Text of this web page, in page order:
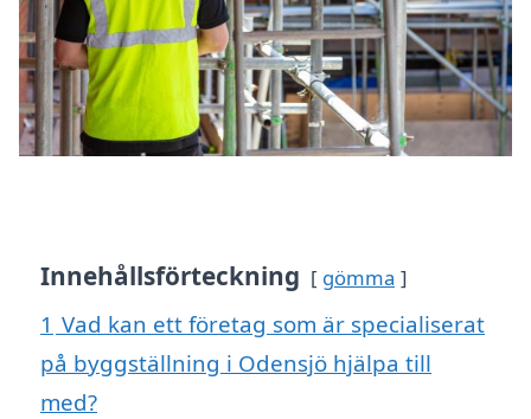
Innehållsförteckning gömma
1 Vad kan ett företag som är specialiserat
på byggställning i Odensjö hjälpa till
med?